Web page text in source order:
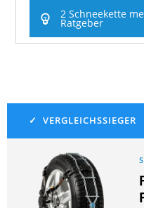
2 Schneekette
Ratgeber